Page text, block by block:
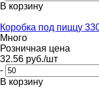
В корзину
Коробка под пиццу
Много
Розничная цена
32.56 руб./шт
-
В корзину